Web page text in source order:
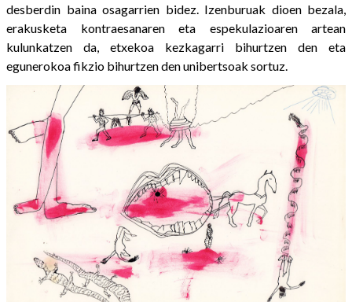
desberdin baina osagarrien bidez. Izenburuak dioen bezala,
erakusketa kontraesanaren eta espekulazioaren artean
kulunkatzen da, etxekoa kezkagarri bihurtzen den eta
egunerokoa fikzio bihurtzen den unibertsoak sortuz.